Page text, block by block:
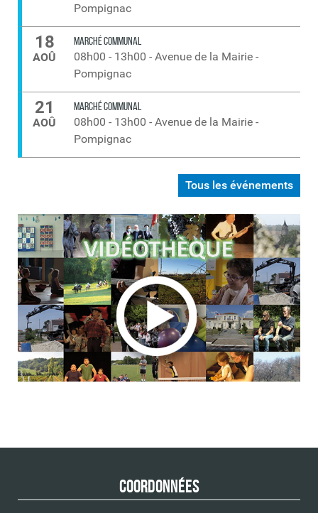
Tous les événements
Pompignac
18
AOÛ
MARCHÉ COMMUNAL
08h00 - 13h00 - Avenue de la Mairie -
Pompignac
21
AOÛ
MARCHÉ COMMUNAL
08h00 - 13h00 - Avenue de la Mairie -
Pompignac
Coordonnées